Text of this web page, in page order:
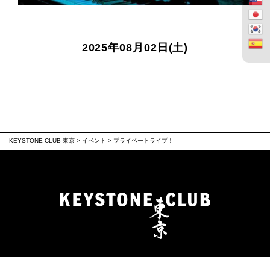
2025年08月02日(土)
KEYSTONE CLUB 東京 > イベント > プライベートライブ！